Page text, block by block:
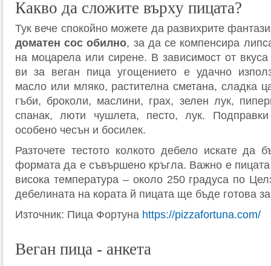
Какво да сложите върху пицата?
Тук вече спокойно можете да развихрите
доматен сос обилно, за да се компенсира
на моцарела или сирене. В зависимост от вкуса
ви за веган пица угощението е удачно
масло или мляко, растителна сметана, сладка
гъби, броколи, маслини, грах, зелен лук,
спанак, люти чушлета, песто, лук.
особено чесън и босилек.
Разточете тестото колкото дебело искате да
формата да е съвършено кръгла. Важно е
висока температура – около 250 градуса по
дебелината на кората й пицата ще бъде готова
Източник: Пица Фортуна https://pizzafortuna.com/
Веган пица - анкета